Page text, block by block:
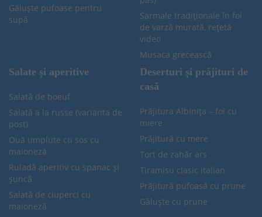
Găluște pufoase pentru
supă
Sarmale tradiționale în foi
de varză murată, rețetă
video
Musaca grecească
Salate și aperitive
Salată de boeuf
Salată a la russe (varianta de
post)
Ouă umplute cu sos cu
maioneză
Ruladă aperitiv cu spanac și
șuncă
Salată de ciuperci cu
maioneză
Deserturi și prăjituri de
casă
Prăjitura Albinița – foi cu
miere
Prăjitură cu mere
Tort de zahăr ars
Tiramisu clasic italian
Prăjitură pufoasă cu prune
Găluște cu prune